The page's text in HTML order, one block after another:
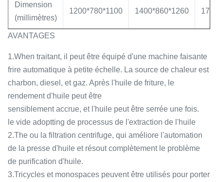
Dimension
(millimètres)
1200*780*1100 1400*860*1260
AVANTAGES
1.When traitant, il peut être équipé d'une machine faisante
frire automatique à petite échelle. La source de chaleur est
charbon, diesel, et gaz. Après l'huile de friture, le
rendement d'huile peut être
sensiblement accrue, et l'huile peut être serrée une fois.
le vide adoptting de processus de l'extraction de l'huile
2.The ou la filtration centrifuge, qui améliore l'automation
de la presse d'huile et résout complètement le problème
de purification d'huile.
3.Tricycles et monospaces peuvent être utilisés pour porter